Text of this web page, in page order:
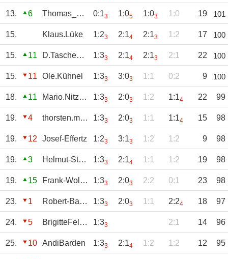
13. 6 Thomas_Fiebig 0:13 1:05 1:03 1:0 19 101
15. Klaus.Lüke 1:23 2:14 2:13 1:2 17 100
15. 11 D.Taschenmacher 1:33 2:14 2:13 2:1 22 100
15. 11 Ole.Kühnel 1:33 3:03 1:1 0:2 9 100
18. 11 Mario.Nitzsche 1:33 2:03 1:2 1:14 22 99
19. 4 thorsten.müller 1:33 2:03 1:1 1:14 15 98
19. 12 Josef-Effertz 1:23 3:13 1:2 1:2 9 98
19. 3 Helmut-Staeven 1:33 2:14 1:1 1:2 19 98
19. 15 Frank-Wollner 1:33 2:03 2:2 0:1 23 98
23. 1 Robert-Baum 1:33 2:03 1:1 2:24 18 97
24. 5 BrigitteFelsing 1:33 2:1 14 96
25. 10 AndiBarden 1:33 2:14 1:2 1:2 12 95